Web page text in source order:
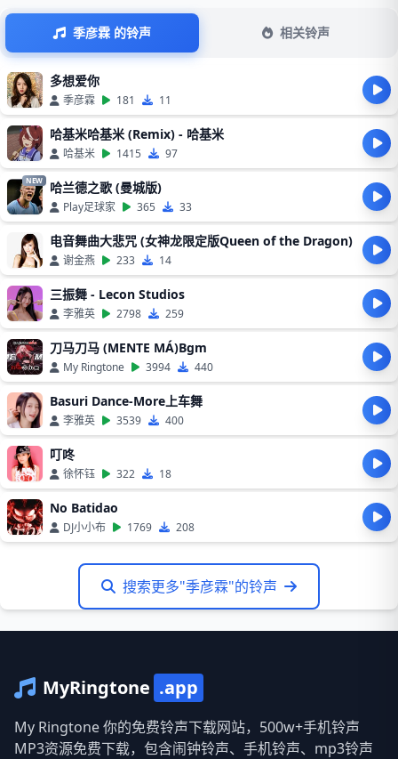
季彦霖 的铃声 相关铃声
多想爱你
季彦霖 181 11
哈基米哈基米 (Remix) - 哈基米
哈基米 1415 97
NEW 哈兰德之歌 (曼城版)
Play足球家 365 33
电音舞曲大悲咒 (女神龙限定版Queen of the Dragon)
谢金燕 233 14
三振舞 - Lecon Studios
李雅英 2798 259
刀马刀马 (MENTE MÁ)Bgm
My Ringtone 3994 440
Basuri Dance-More上车舞
李雅英 3539 400
叮咚
徐怀钰 322 18
No Batidao
DJ小小布 1769 208
搜索更多"季彦霖"的铃声
MyRingtone .app
My Ringtone 你的免费铃声下载网站，500w+手机铃声
MP3资源免费下载，包含闹钟铃声、手机铃声、mp3铃声